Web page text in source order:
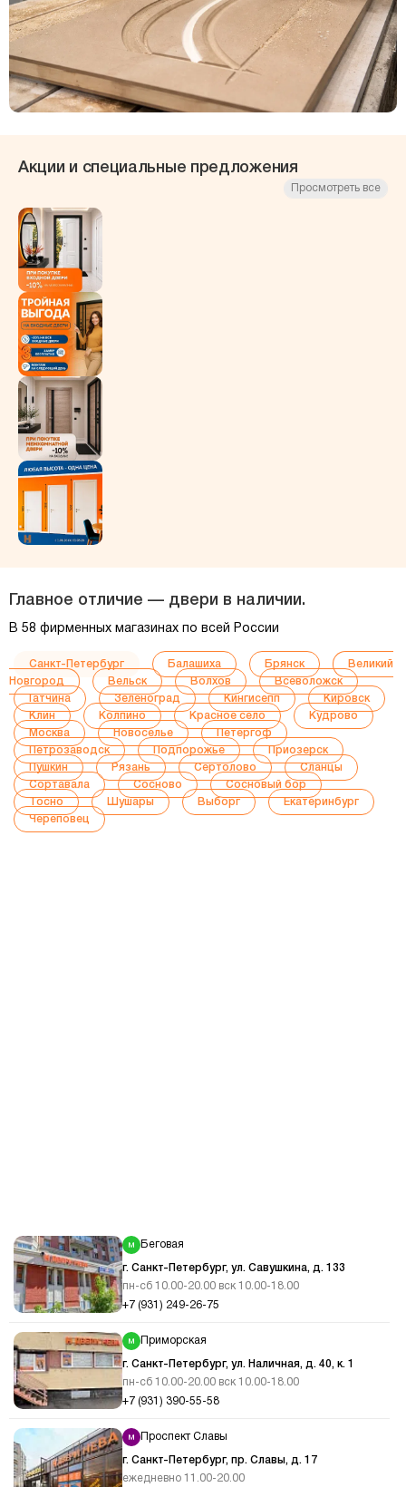
Акции и специальные предложения
Просмотреть все
Главное отличие — двери в наличии.
В 58 фирменных магазинах по всей России
Санкт-Петербург Балашиха Брянск
Великий
Новгород
Вельск Волхов
Всеволожск
Гатчина
Зеленоград Кингисепп
Кировск
Клин
Колпино Красное село
Кудрово
Москва
Новоселье
Петергоф
Петрозаводск
Подпорожье
Приозерск
Пушкин
Рязань Сертолово
Сланцы
Сортавала
Сосново
Сосновый бор
Тосно
Шушары Выборг
Екатеринбург
Череповец
Беговая
г. Санкт-Петербург, ул. Савушкина, д. 133
пн-сб 10.00-20.00 вск 10.00-18.00
+7 (931) 249-26-75
Приморская
г. Санкт-Петербург, ул. Наличная, д. 40, к. 1
пн-сб 10.00-20.00 вск 10.00-18.00
+7 (931) 390-55-58
Проспект Славы
г. Санкт-Петербург, пр. Славы, д. 17
ежедневно 11.00-20.00